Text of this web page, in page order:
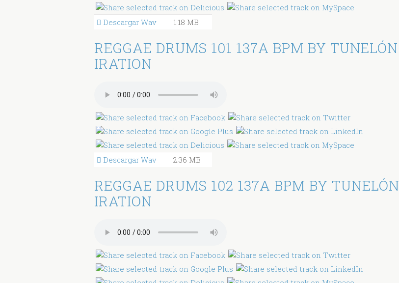
Descargar Wav 1.18 MB
REGGAE DRUMS 101 137A BPM BY TUNELÓN
IRATION
Descargar Wav 2.36 MB
REGGAE DRUMS 102 137A BPM BY TUNELÓN
IRATION